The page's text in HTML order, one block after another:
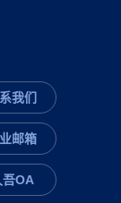
我们
邮箱
吾OA